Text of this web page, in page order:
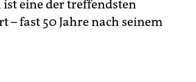
eine der treffendsten
– fast 50 Jahre nach seinem